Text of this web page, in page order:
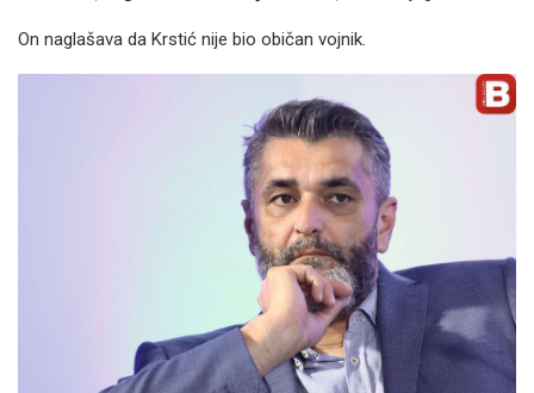
On naglašava da Krstić nije bio običan vojnik.